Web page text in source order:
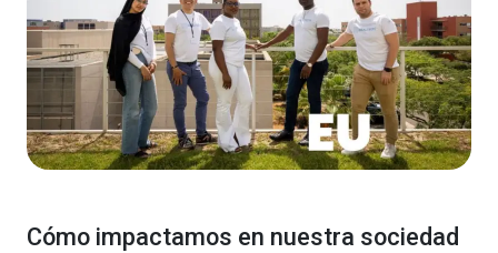
Cómo impactamos en nuestra sociedad